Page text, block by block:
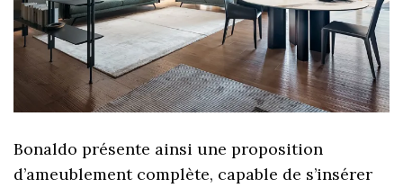
Bonaldo présente ainsi une proposition
d’ameublement complète, capable de s’insérer